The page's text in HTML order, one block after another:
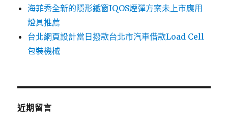
海菲秀全新的隱形鐵窗IQOS煙彈方案未上市應用
燈具推薦
台北網頁設計當日撥款台北市汽車借款Load Cell
包裝機械
近期留言